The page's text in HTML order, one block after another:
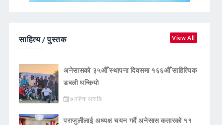
साहित्य / पुस्तक View All
अनेसासको ३५औँ स्थापना दिवसमा १६६औँ साहित्यिक
डबली घन्कियाे
७ महिना अगाडि
पराजुलीलाई अध्यक्ष चयन गर्दै अनेसास कतारको ११